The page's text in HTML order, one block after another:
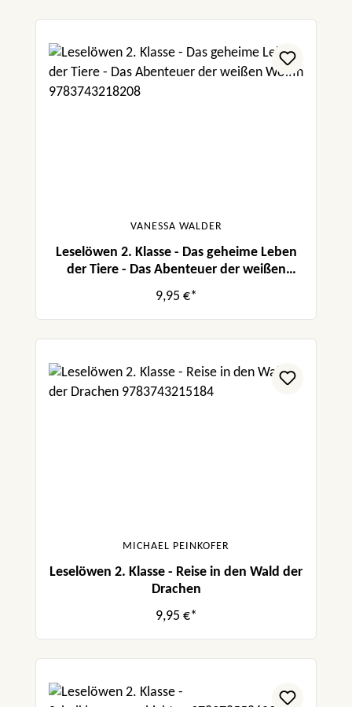
VANESSA WALDER
Leselöwen 2. Klasse - Das geheime Leben
der Tiere - Das Abenteuer der weißen
Wölfin
9,95 €*
MICHAEL PEINKOFER
Leselöwen 2. Klasse - Reise in den Wald der
Drachen
9,95 €*